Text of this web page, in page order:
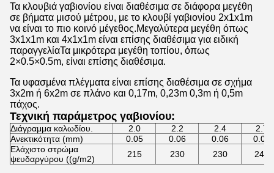
Τα κλουβιά γαβιονίου είναι διαθέσιμα σε διάφορα μεγέθη
σε βήματα μισού μέτρου, με το κλουβί γαβιονίου 2x1x1m
να είναι το πιο κοινό μέγεθος.Μεγαλύτερα μεγέθη όπως
3x1x1m και 4x1x1m είναι επίσης διαθέσιμα για ειδική
παραγγελίαΤα μικρότερα μεγέθη τοπίου, όπως
2×0.5×0.5m, είναι επίσης διαθέσιμα.
Τα υφασμένα πλέγματα είναι επίσης διαθέσιμα σε σχήμα
3x2m ή 6x2m σε πλάνο και 0,17m, 0,23m 0,3m ή 0,5m
πάχος.
Τεχνική παράμετρος γαβιονίου:
Διάγραμμα καλωδίου. 2.0 2.2 2.4
2.7
Ανεκτικότητα (mm)
0.05 0.06 0.06
0.06
Ελάχιστο στρώμα
ψευδαργύρου ((g/m2)
215 230 230 245